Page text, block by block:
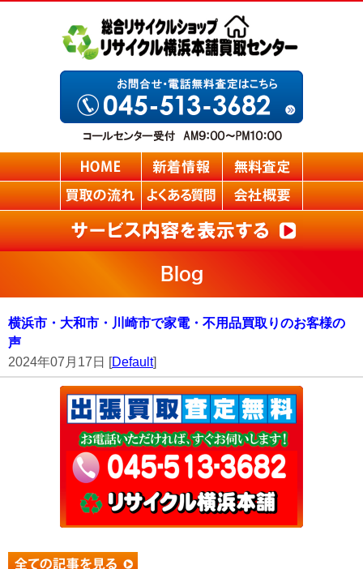
Blog
横浜市・大和市・川崎市で家電・不用品買取りのお客様の
声
2024年07月17日 [Default]